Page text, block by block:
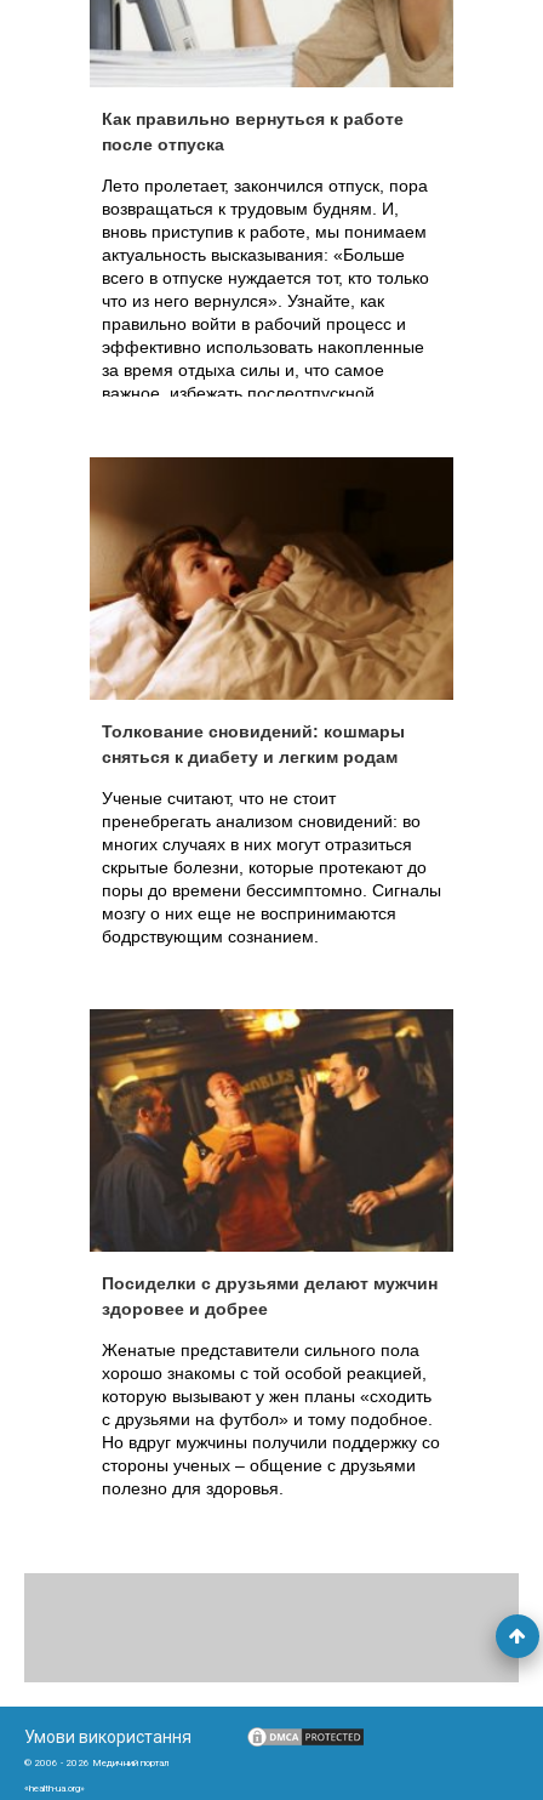
Как правильно вернуться к работе
после отпуска
Лето пролетает, закончился отпуск, пора
возвращаться к трудовым будням. И,
вновь приступив к работе, мы понимаем
актуальность высказывания: «Больше
всего в отпуске нуждается тот, кто только
что из него вернулся». Узнайте, как
правильно войти в рабочий процесс и
эффективно использовать накопленные
за время отдыха силы и, что самое
важное, избежать послеотпускной
Толкование сновидений: кошмары
сняться к диабету и легким родам
Ученые считают, что не стоит
пренебрегать анализом сновидений: во
многих случаях в них могут отразиться
скрытые болезни, которые протекают до
поры до времени бессимптомно. Сигналы
мозгу о них еще не воспринимаются
бодрствующим сознанием.
Посиделки с друзьями делают мужчин
здоровее и добрее
Женатые представители сильного пола
хорошо знакомы с той особой реакцией,
которую вызывают у жен планы «сходить
с друзьями на футбол» и тому подобное.
Но вдруг мужчины получили поддержку со
стороны ученых – общение с друзьями
полезно для здоровья.
Умови використання
© 2006 - 2026 Медичний портал
«health-ua.org»